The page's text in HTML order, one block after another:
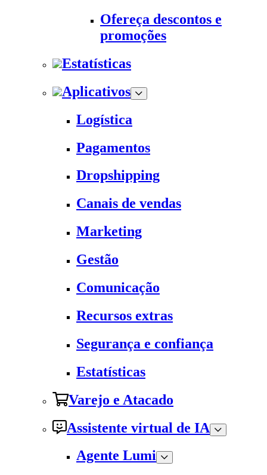
Ofereça descontos e
promoções
Estatísticas
Aplicativos
Logística
Pagamentos
Dropshipping
Canais de vendas
Marketing
Gestão
Comunicação
Recursos extras
Segurança e confiança
Estatísticas
Varejo e Atacado
Assistente virtual de IA
Agente Lumi